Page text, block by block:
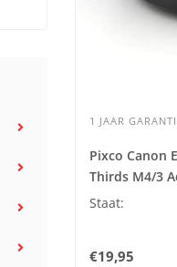
1 JAAR
Pixco Canon
Thirds M4/3
Staat:
€19,95